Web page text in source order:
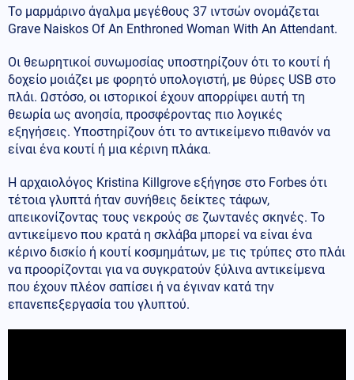
Το μαρμάρινο άγαλμα μεγέθους 37 ιντσών ονομάζεται
Grave Naiskos Of An Enthroned Woman With An Attendant.
Οι θεωρητικοί συνωμοσίας υποστηρίζουν ότι το κουτί ή
δοχείο μοιάζει με φορητό υπολογιστή, με θύρες USB στο
πλάι. Ωστόσο, οι ιστορικοί έχουν απορρίψει αυτή τη
θεωρία ως ανοησία, προσφέροντας πιο λογικές
εξηγήσεις. Υποστηρίζουν ότι το αντικείμενο πιθανόν να
είναι ένα κουτί ή μια κέρινη πλάκα.
Η αρχαιολόγος Kristina Killgrove εξήγησε στο Forbes ότι
τέτοια γλυπτά ήταν συνήθεις δείκτες τάφων,
απεικονίζοντας τους νεκρούς σε ζωντανές σκηνές. Το
αντικείμενο που κρατά η σκλάβα μπορεί να είναι ένα
κέρινο δισκίο ή κουτί κοσμημάτων, με τις τρύπες στο πλάι
να προορίζονται για να συγκρατούν ξύλινα αντικείμενα
που έχουν πλέον σαπίσει ή να έγιναν κατά την
επανεπεξεργασία του γλυπτού.